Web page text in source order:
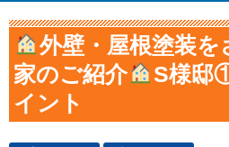
外壁・屋根塗装
家のご紹介
S様邸
イント